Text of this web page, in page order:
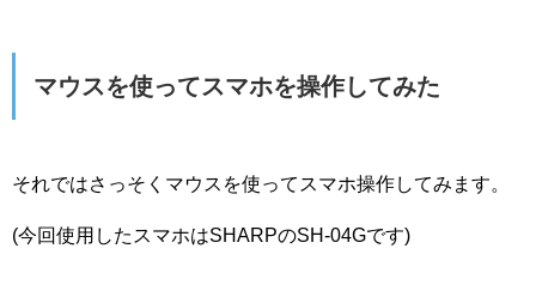
マウスを使ってスマホを操作してみた
それではさっそくマウスを使ってスマホ操作してみます。
(今回使用したスマホはSHARPのSH-04Gです)